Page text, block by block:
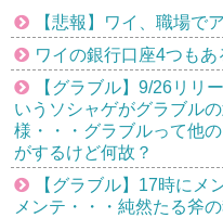
【悲報】ワイ、職場で
ワイの銀行口座4つもあ
【グラブル】9/26リリ
いうソシャゲがグラブル
様・・・グラブルって他
がするけど何故？
【グラブル】17時にメ
メンテ・・・純然たる斧